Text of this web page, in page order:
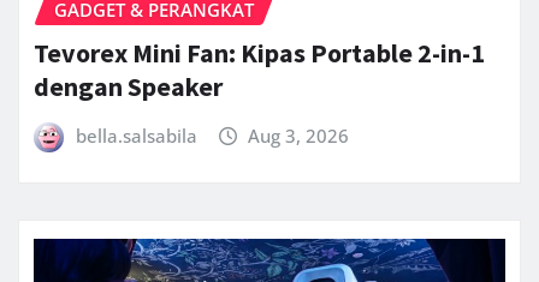
GADGET & PERANGKAT
Tevorex Mini Fan: Kipas Portable 2-in-1
dengan Speaker
bella.salsabila Aug 3, 2026